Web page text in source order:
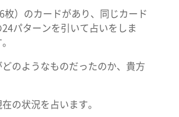
枚）のカードがあり、同じカード
パターンを引いて占いをしま
のようなものだったのか、貴方
の状況を占います。